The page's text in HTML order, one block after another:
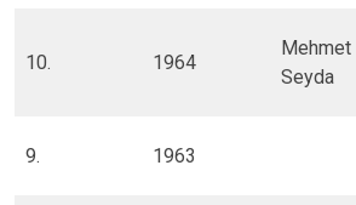
​10. ​1964
​Mehmet
Seyda
9.​ 1963​